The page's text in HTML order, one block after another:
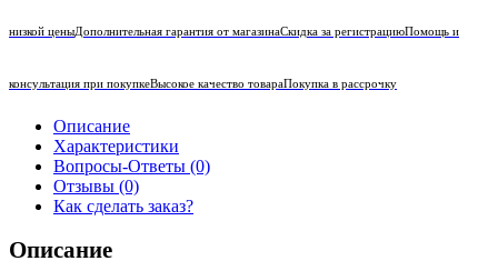
низкой ценыДополнительная гарантия от магазинаСкидка за регистрациюПомощь и
консультация при покупкеВысокое качество товараПокупка в рассрочку
Описание
Характеристики
Вопросы-Ответы (0)
Отзывы (0)
Как сделать заказ?
Описание